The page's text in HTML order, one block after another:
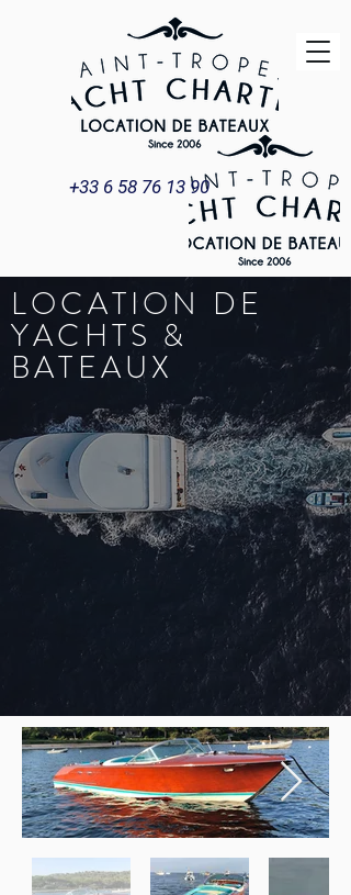
+33 6 58 76 13 90
LOCATION DE
YACHTS &
BATEAUX